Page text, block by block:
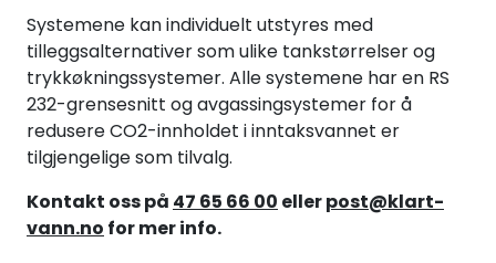
Systemene kan individuelt utstyres med
tilleggsalternativer som ulike tankstørrelser og
trykkøkningssystemer. Alle systemene har en RS
232-grensesnitt og avgassingsystemer for å
redusere CO2-innholdet i inntaksvannet er
tilgjengelige som tilvalg.
Kontakt oss på 47 65 66 00 ellerpost@klart-
vann.no for mer info.